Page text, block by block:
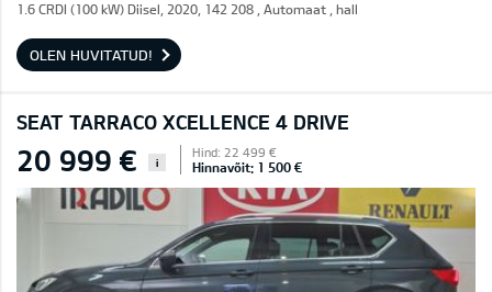
1.6 CRDI (100 kW) Diisel, 2020, 142 208 , Automaat , hall
OLEN HUVITATUD!
SEAT TARRACO XCELLENCE 4 DRIVE
20 999 € i
Hind: 22 499 €
Hinnavõit: 1 500 €